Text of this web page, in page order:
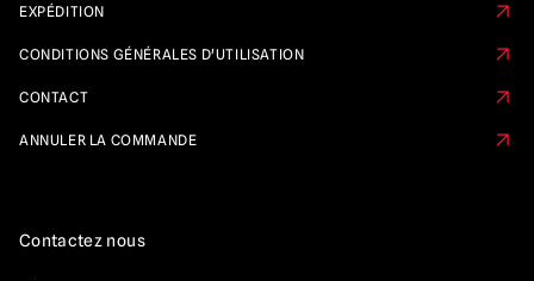
EXPÉDITION
CONDITIONS GÉNÉRALES D'UTILISATION
CONTACT
ANNULER LA COMMANDE
Contactez nous